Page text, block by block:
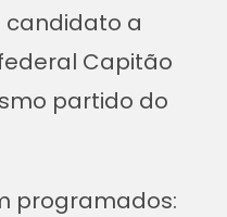
candidato a
Capitão
partido do
programados: